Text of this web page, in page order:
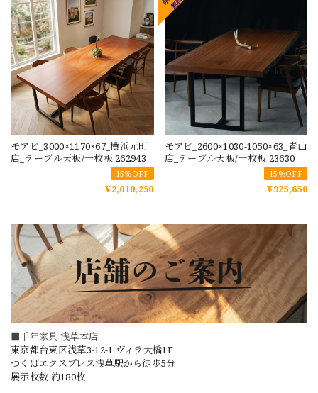
■千年家具 浅草本店
東京都台東区浅草3-12-1 ヴィラ大橋1F
つくばエクスプレス浅草駅から徒歩5分
展示枚数 約180枚
モアビ_3000×1170×67_横浜元町
店_テーブル天板/一枚板 262943
15%OFF
¥2,010,250
モアビ_2600×1030-1050×63_青山
店_テーブル天板/一枚板 23630
15%OFF
¥925,650